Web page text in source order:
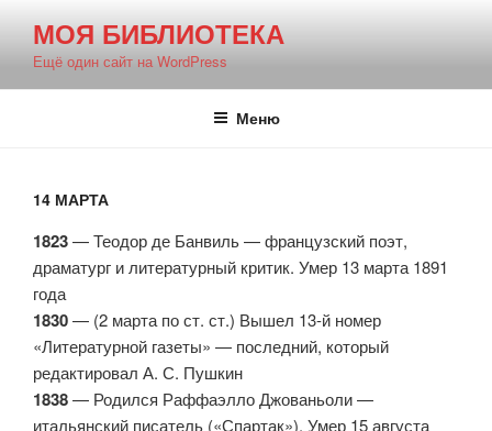
содержимому
МОЯ БИБЛИОТЕКА
Ещё один сайт на WordPress
Меню
14 МАРТА
1823— Теодор де Банвиль — французский поэт,
драматург и литературный критик. Умер 13 марта 1891
года
1830— (2 марта по ст. ст.) Вышел 13-й номер
«Литературной газеты» — последний, который
редактировал А. С. Пушкин
1838— Родился Раффаэлло Джованьоли —
итальянский писатель («Спартак»). Умер 15 августа